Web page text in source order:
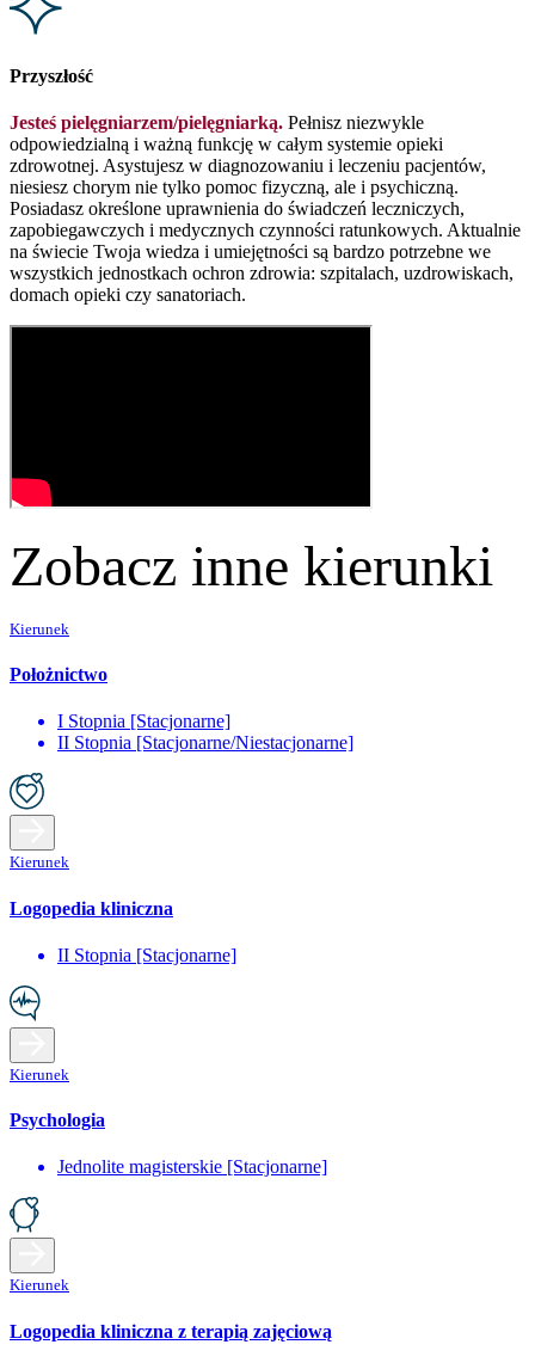
Przyszłość
Jesteś pielęgniarzem/pielęgniarką. Pełnisz niezwykle
odpowiedzialną i ważną funkcję w całym systemie opieki
zdrowotnej. Asystujesz w diagnozowaniu i leczeniu pacjentów,
niesiesz chorym nie tylko pomoc fizyczną, ale i psychiczną.
Posiadasz określone uprawnienia do świadczeń leczniczych,
zapobiegawczych i medycznych czynności ratunkowych. Aktualnie
na świecie Twoja wiedza i umiejętności są bardzo potrzebne we
wszystkich jednostkach ochron zdrowia: szpitalach, uzdrowiskach,
domach opieki czy sanatoriach.
Zobacz inne kierunki
Kierunek
Położnictwo
I Stopnia [Stacjonarne]
II Stopnia [Stacjonarne/Niestacjonarne]
Kierunek
Logopedia kliniczna
II Stopnia [Stacjonarne]
Kierunek
Psychologia
Jednolite magisterskie [Stacjonarne]
Kierunek
Logopedia kliniczna z terapią zajęciową